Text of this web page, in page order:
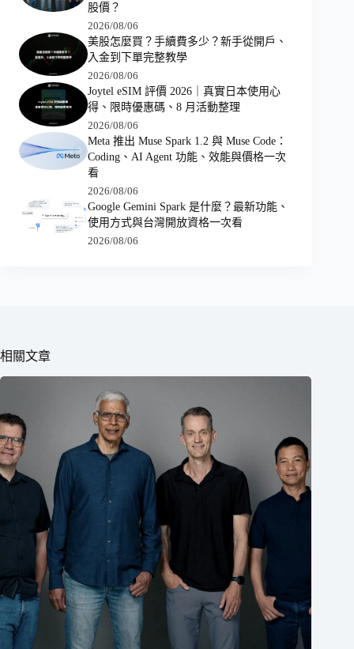
股價？
2026/08/06
美股怎麼買？手續費多少？新手從開戶、
入金到下單完整教學
2026/08/06
Joytel eSIM 評價 2026｜真實日本使用心
得、限時優惠碼、8 月活動整理
2026/08/06
Meta 推出 Muse Spark 1.2 與 Muse Code：
Coding、AI Agent 功能、效能與價格一次
看
2026/08/06
Google Gemini Spark 是什麼？最新功能、
使用方式與台灣開放資格一次看
2026/08/06
相關文章